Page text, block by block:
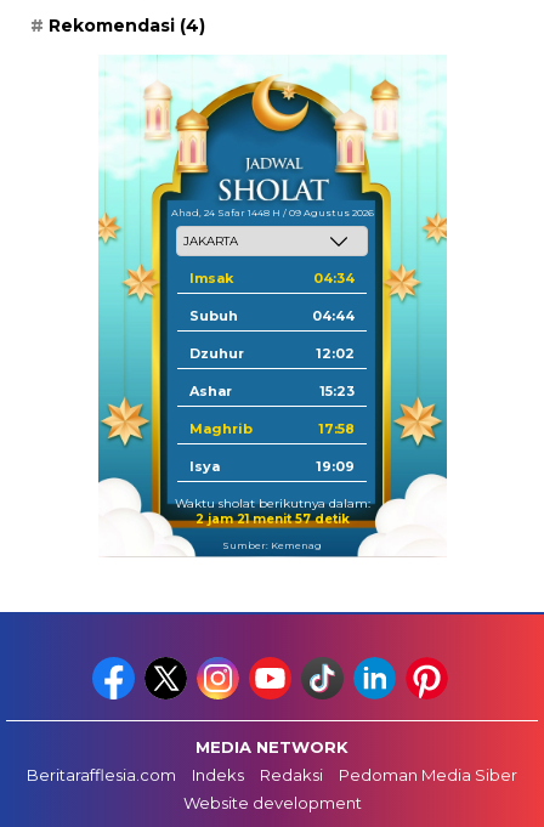
Rekomendasi (4)
Ahad, 24 Safar 1448 H / 09 Agustus 2026
Imsak 04:34
Subuh 04:44
Dzuhur 12:02
Ashar 15:23
Maghrib 17:58
Isya 19:09
Waktu sholat berikutnya dalam:
2 jam 21 menit 56 detik
Sumber: Kemenag
MEDIA NETWORK
Beritarafflesia.com
Indeks Redaksi
Pedoman Media Siber
Website development